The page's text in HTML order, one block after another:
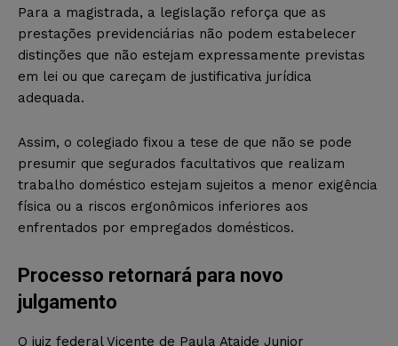
Para a magistrada, a legislação reforça que as
prestações previdenciárias não podem estabelecer
distinções que não estejam expressamente previstas
em lei ou que careçam de justificativa jurídica
adequada.
Assim, o colegiado fixou a tese de que não se pode
presumir que segurados facultativos que realizam
trabalho doméstico estejam sujeitos a menor exigência
física ou a riscos ergonômicos inferiores aos
enfrentados por empregados domésticos.
Processo retornará para novo
julgamento
O juiz federal Vicente de Paula Ataide Junior